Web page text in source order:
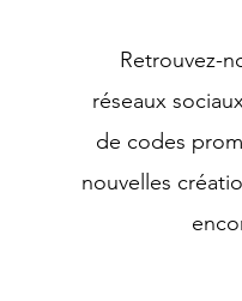
Retrouvez-
réseaux
de codes
nouvelles